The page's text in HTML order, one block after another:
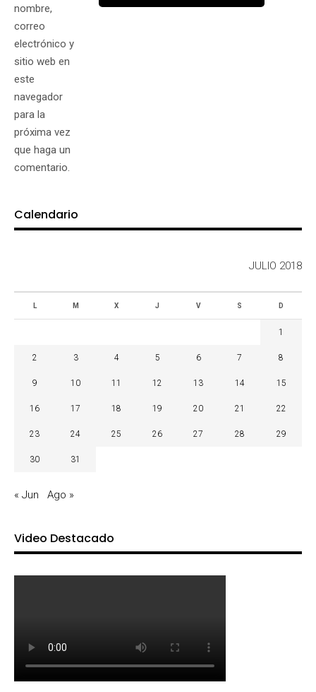
nombre,
correo
electrónico y
sitio web en
este
navegador
para la
próxima vez
que haga un
comentario.
Calendario
JULIO 2018
L M X J V S D
1
2 3 4 5 6 7 8
9 10 11 12 13 14 15
16 17 18 19 20 21 22
23 24 25 26 27 28 29
30 31
« Jun Ago »
Video Destacado